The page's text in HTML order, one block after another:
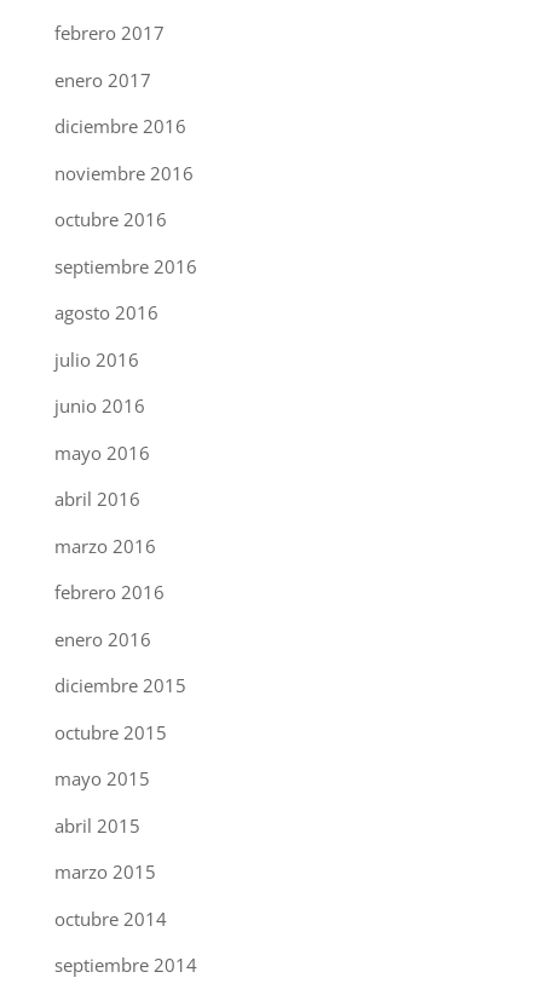
febrero 2017
enero 2017
diciembre 2016
noviembre 2016
octubre 2016
septiembre 2016
agosto 2016
julio 2016
junio 2016
mayo 2016
abril 2016
marzo 2016
febrero 2016
enero 2016
diciembre 2015
octubre 2015
mayo 2015
abril 2015
marzo 2015
octubre 2014
septiembre 2014